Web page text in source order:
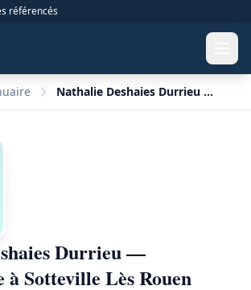
référencés
Nathalie Deshaies Durrieu — Psychologue à Sotteville Lès Rouen
Durrieu —
à Sotteville Lès Rouen